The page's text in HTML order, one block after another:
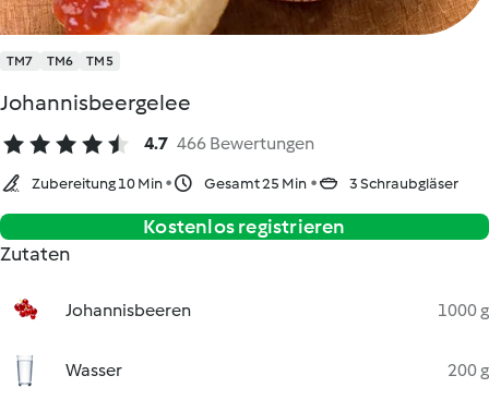
TM7 TM6 TM5
Johannisbeergelee
4.7 466 Bewertungen
Zubereitung 10 Min Gesamt 25 Min 3 Schraubgläser
Kostenlos registrieren
Zutaten
Johannisbeeren 1000 g
Wasser 200 g